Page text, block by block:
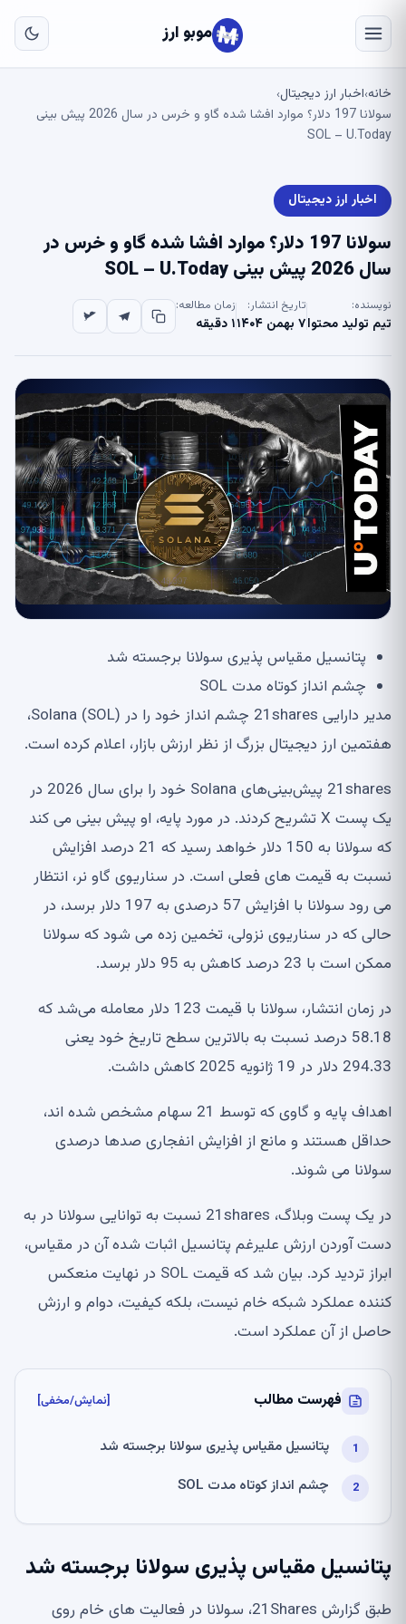
موبو ارز
خانه›اخبار ارز دیجیتال›
سولانا 197 دلار؟ موارد افشا شده گاو و خرس در سال 2026 پیش بینی
SOL – U.Today
اخبار ارز دیجیتال
سولانا 197 دلار؟ موارد افشا شده گاو و خرس در
سال 2026 پیش بینی SOL – U.Today
نویسنده:
تیم تولید محتوا
تاریخ انتشار:
۷ بهمن ۱۴۰۴
زمان مطالعه:
۱ دقیقه
پتانسیل مقیاس پذیری سولانا برجسته شد
چشم انداز کوتاه مدت SOL
مدیر دارایی 21shares چشم انداز خود را در Solana (SOL)،
هفتمین ارز دیجیتال بزرگ از نظر ارزش بازار، اعلام کرده است.
21shares پیش‌بینی‌های Solana خود را برای سال 2026 در
یک پست X تشریح کردند. در مورد پایه، او پیش بینی می کند
که سولانا به 150 دلار خواهد رسید که 21 درصد افزایش
نسبت به قیمت های فعلی است. در سناریوی گاو نر، انتظار
می رود سولانا با افزایش 57 درصدی به 197 دلار برسد، در
حالی که در سناریوی نزولی، تخمین زده می شود که سولانا
ممکن است با 23 درصد کاهش به 95 دلار برسد.
در زمان انتشار، سولانا با قیمت 123 دلار معامله می‌شد که
58.18 درصد نسبت به بالاترین سطح تاریخ خود یعنی
294.33 دلار در 19 ژانویه 2025 کاهش داشت.
اهداف پایه و گاوی که توسط 21 سهام مشخص شده اند،
حداقل هستند و مانع از افزایش انفجاری صدها درصدی
سولانا می شوند.
در یک پست وبلاگ، 21shares نسبت به توانایی سولانا در به
دست آوردن ارزش علیرغم پتانسیل اثبات شده آن در مقیاس،
ابراز تردید کرد. بیان شد که قیمت SOL در نهایت منعکس
کننده عملکرد شبکه خام نیست، بلکه کیفیت، دوام و ارزش
حاصل از آن عملکرد است.
فهرست مطالب [نمایش/مخفی]
پتانسیل مقیاس پذیری سولانا برجسته شد
چشم انداز کوتاه مدت SOL
پتانسیل مقیاس پذیری سولانا برجسته شد
طبق گزارش 21Shares، سولانا در فعالیت های خام روی